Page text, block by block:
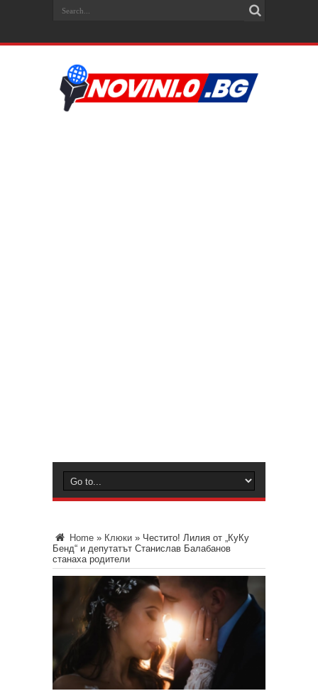
Home » Клюки » Честито! Лилия от „КуКу
Бенд“ и депутатът Станислав Балабанов
станаха родители